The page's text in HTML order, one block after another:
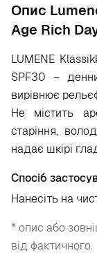
Опис
Age Rich
LUMENE
SPF30 –
вирівнює
Не містить
старіння,
надає шкірі
Спосіб
Нанесіть на
* опис або
від фактичного.